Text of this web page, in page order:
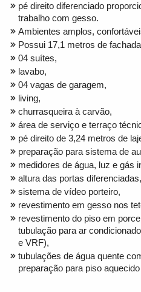
pé direito diferenciado
trabalho com gesso.
Ambientes amplos,
Possui 17,1 metros de
04 suítes,
lavabo,
04 vagas de garagem,
living,
churrasqueira à carvão,
área de serviço e terraço
pé direito de 3,24 metros de
preparação para sistema de
medidores de água, luz e gás
altura das portas diferenciadas,
sistema de vídeo porteiro,
revestimento em gesso nos
revestimento do piso em
tubulação para ar
e VRF),
tubulações de água quente
preparação para piso